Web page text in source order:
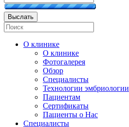
Выслать
О клинике
О клинике
Фотогалерея
Обзор
Специалисты
Технологии эмбриологии
Пациентам
Сертификаты
Пациенты о Нас
Специалисты